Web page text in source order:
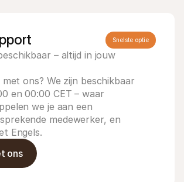
Snelste optie
– altijd in jouw
met ons? We zijn beschikbaar
en 00:00 CET – waar
we je aan een
medewerker, en
Engels.
ons
en updates voor developers
met kant-en-klare pakketten
developer community